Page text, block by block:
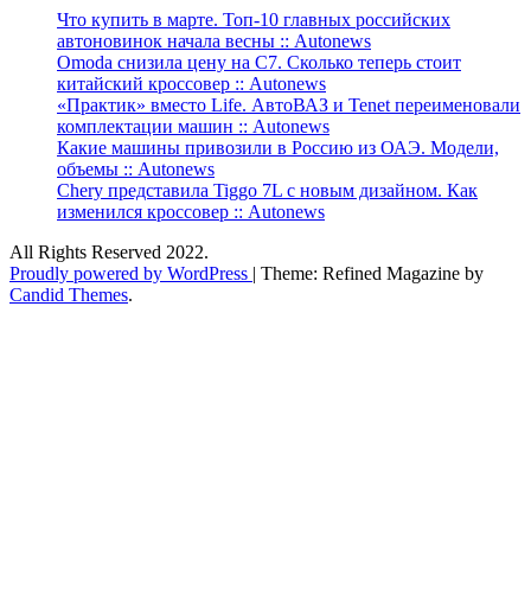
Что купить в марте. Топ-10 главных российских
автоновинок начала весны :: Autonews
Omoda снизила цену на C7. Сколько теперь стоит
китайский кроссовер :: Autonews
«Практик» вместо Life. АвтоВАЗ и Tenet переименовали
комплектации машин :: Autonews
Какие машины привозили в Россию из ОАЭ. Модели,
объемы :: Autonews
Chery представила Tiggo 7L с новым дизайном. Как
изменился кроссовер :: Autonews
All Rights Reserved 2022.
Proudly powered by WordPress | Theme: Refined Magazine by
Candid Themes.